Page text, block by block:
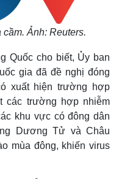
Ảnh: Reuters.
Quốc cho biết, Ủy ban
gia đã đề nghị đóng
xuất hiện trường hợp
các trường hợp nhiễm
khu vực có đông dân
Dương Tử và Châu
mùa đông, khiến virus